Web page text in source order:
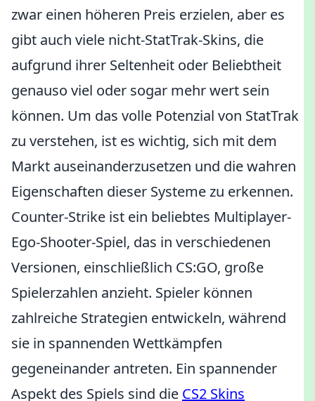
zwar einen höheren Preis erzielen, aber es
gibt auch viele nicht-StatTrak-Skins, die
aufgrund ihrer Seltenheit oder Beliebtheit
genauso viel oder sogar mehr wert sein
können. Um das volle Potenzial von StatTrak
zu verstehen, ist es wichtig, sich mit dem
Markt auseinanderzusetzen und die wahren
Eigenschaften dieser Systeme zu erkennen.
Counter-Strike ist ein beliebtes Multiplayer-
Ego-Shooter-Spiel, das in verschiedenen
Versionen, einschließlich CS:GO, große
Spielerzahlen anzieht. Spieler können
zahlreiche Strategien entwickeln, während
sie in spannenden Wettkämpfen
gegeneinander antreten. Ein spannender
Aspekt des Spiels sind die CS2 Skins